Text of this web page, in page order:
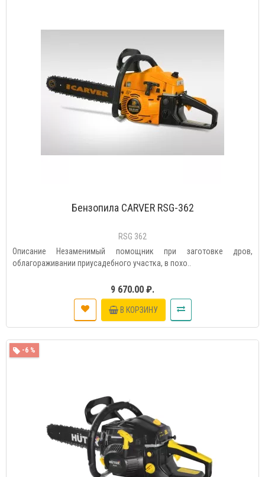
Бензопила CARVER RSG-362
RSG 362
Описание Незаменимый помощник при заготовке дров,
облагораживании приусадебного участка, в похо..
9 670.00 ₽.
В КОРЗИНУ
-6 %